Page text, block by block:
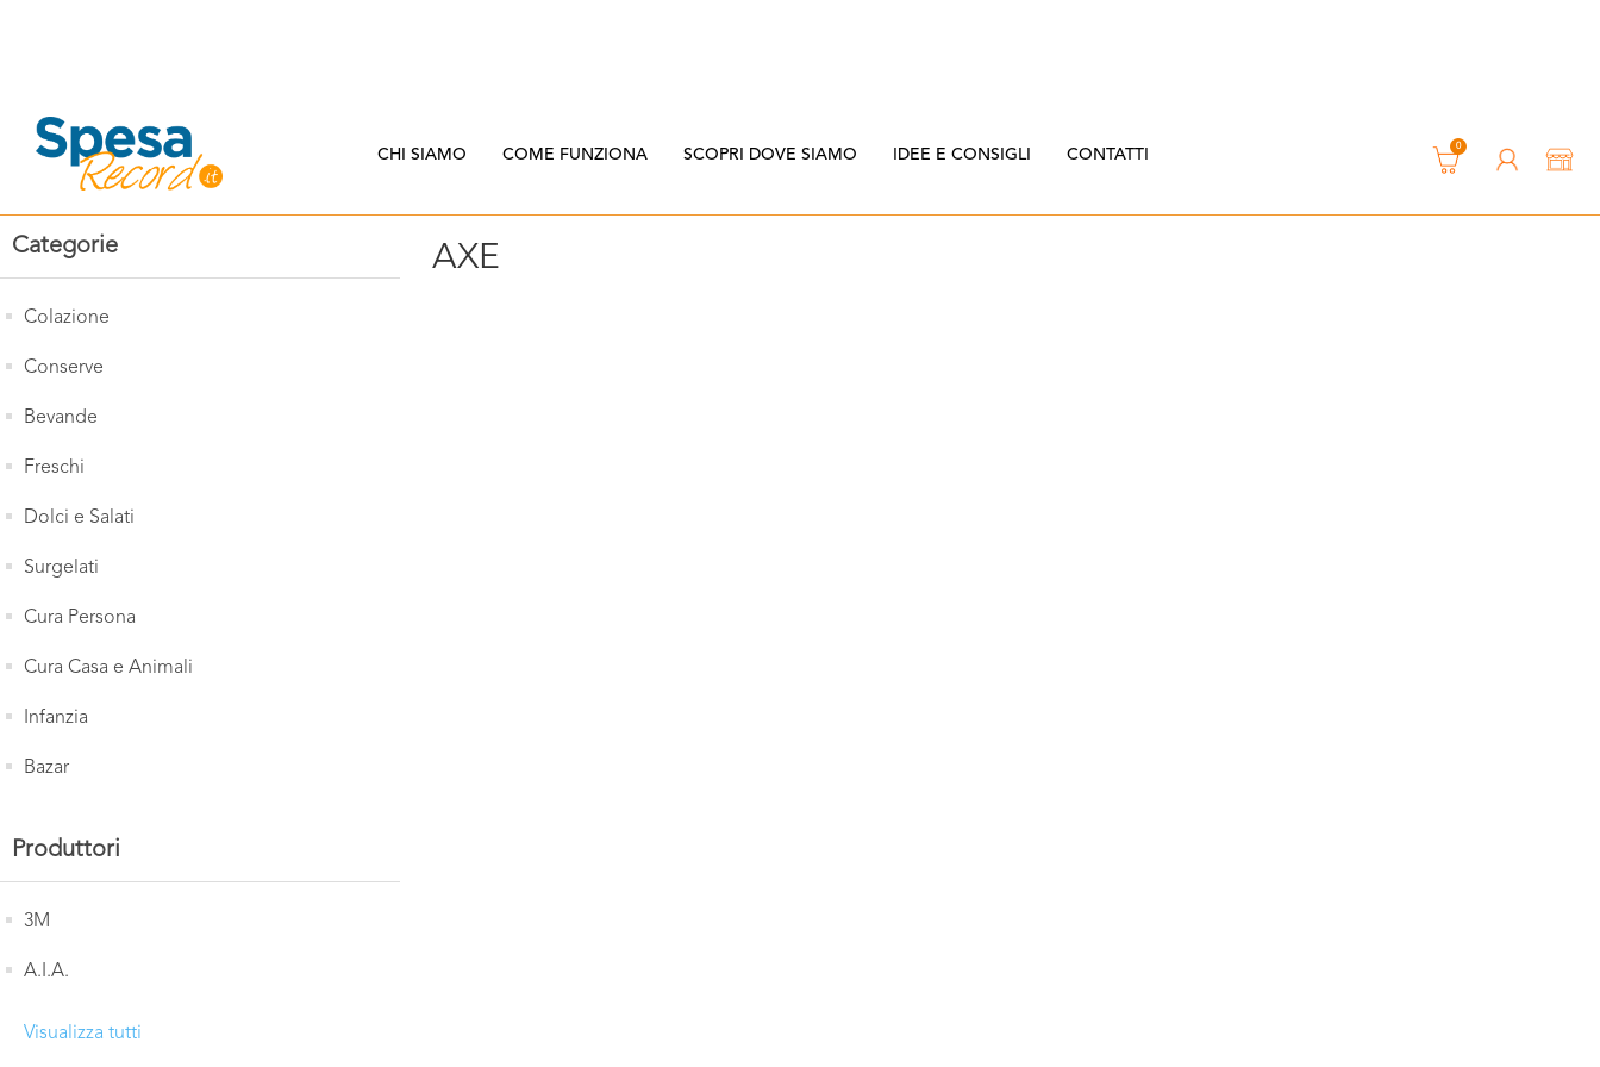
CHI SIAMO COME FUNZIONA SCOPRI DOVE SIAMO IDEE E CONSIGLI CONTATTI 0
Categorie
Colazione
Conserve
Bevande
Freschi
Dolci e Salati
Surgelati
Cura Persona
Cura Casa e Animali
Infanzia
Bazar
Produttori
3M
A.I.A.
Visualizza tutti
AXE